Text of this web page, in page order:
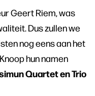
Geert Riem, was
Dus zullen we
nog eens aan het
hun namen
Quartet en Trio